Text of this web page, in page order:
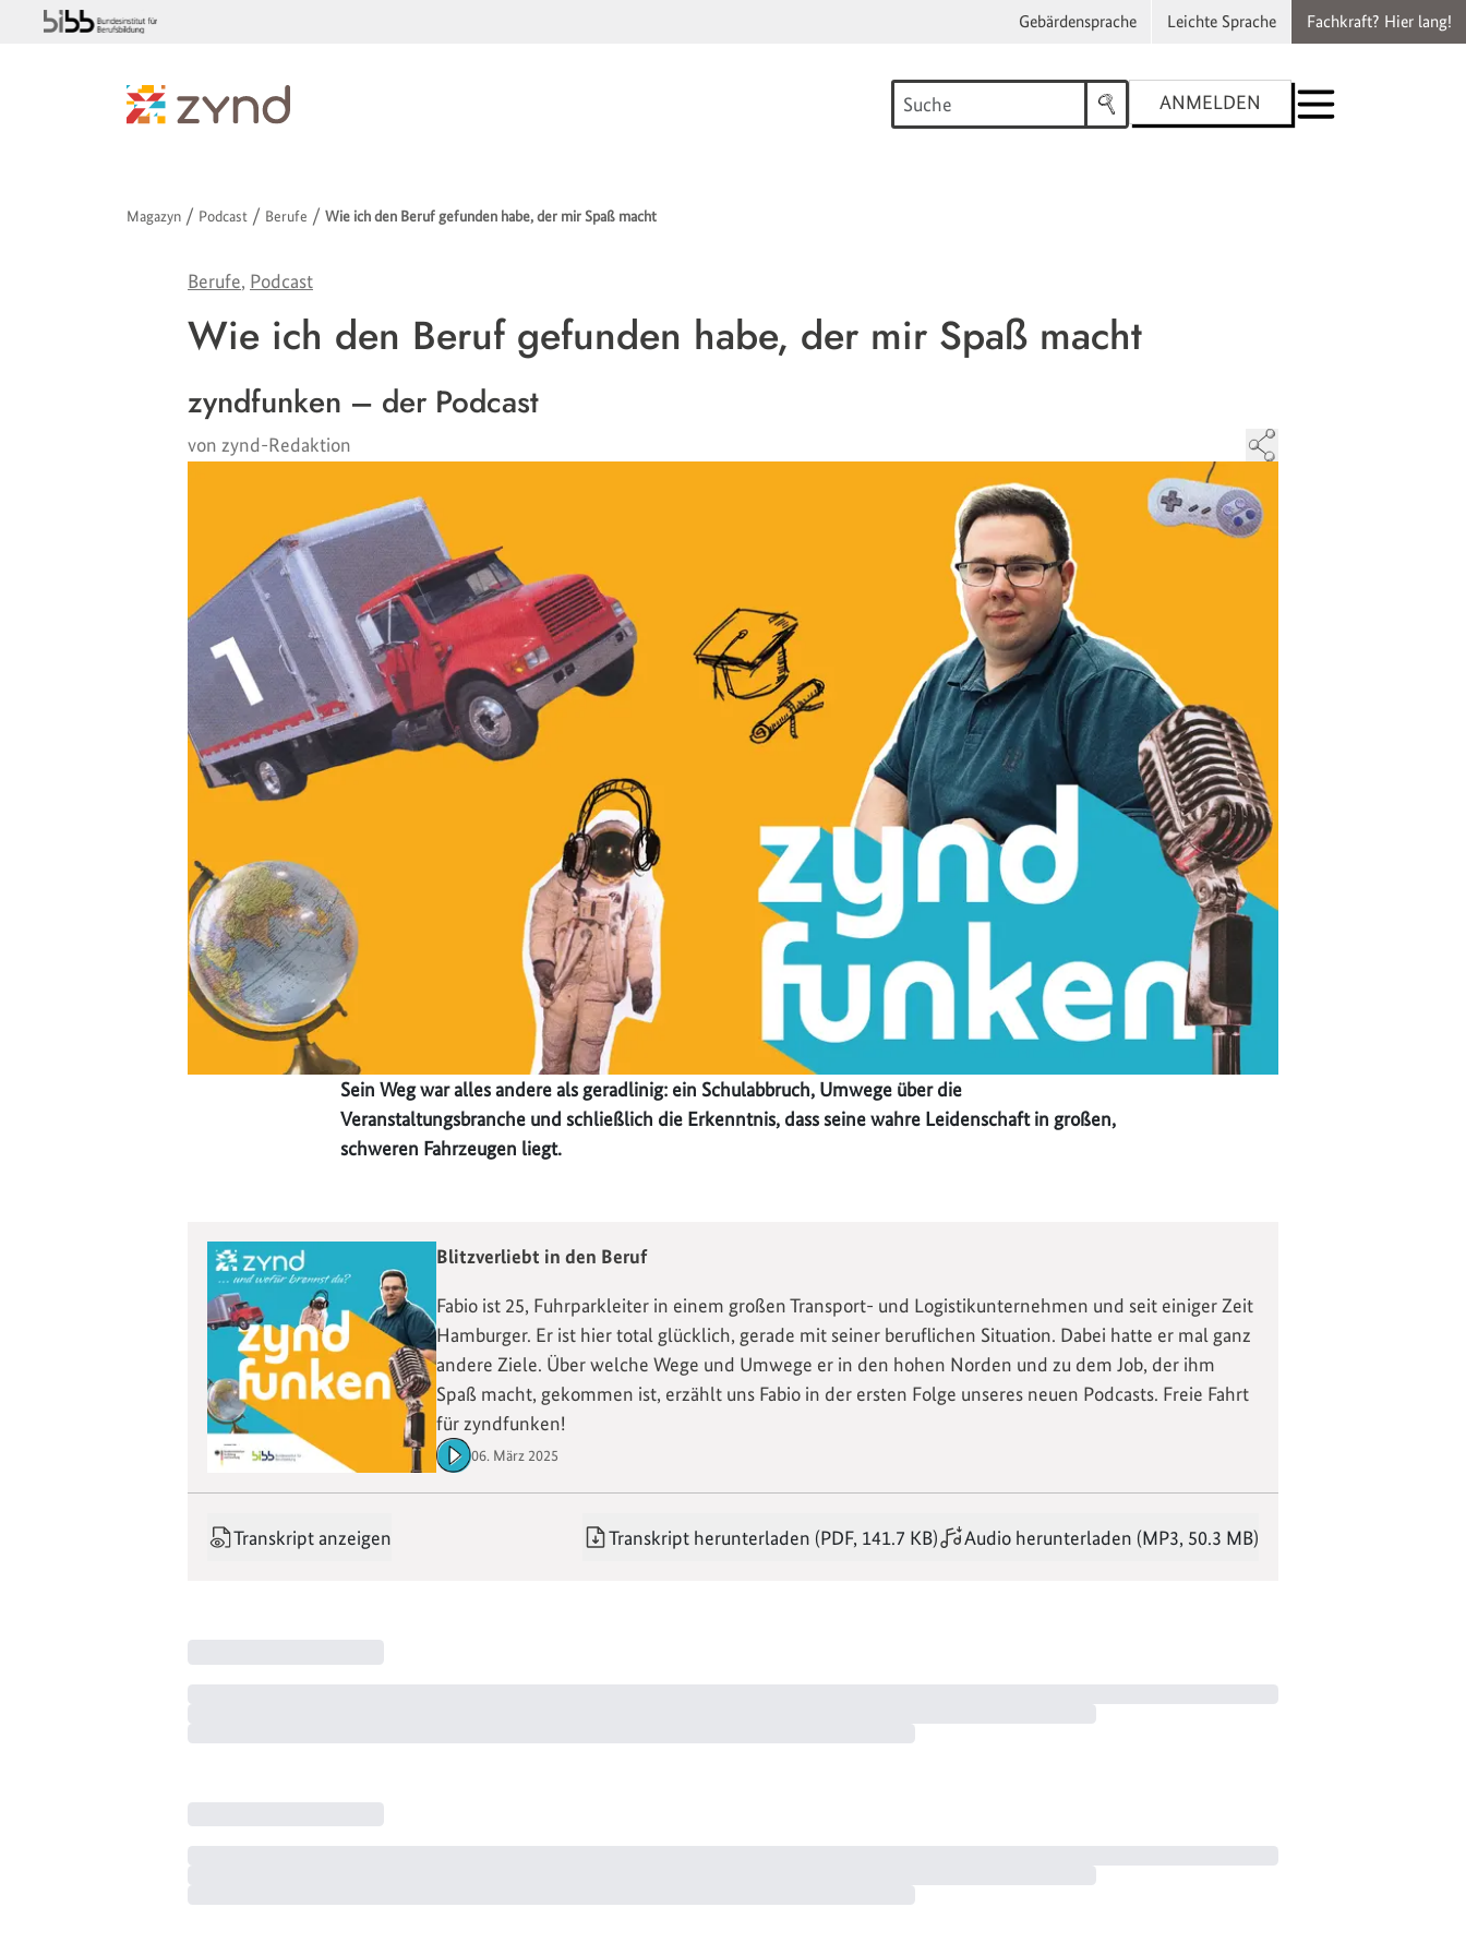
Fachkraft? Hier lang!
Leichte Sprache
Gebärdensprache
ANMELDEN
Magazyn/ Podcast/ Berufe / Wie ich den Beruf gefunden habe, der mir Spaß macht
Berufe, Podcast
Wie ich den Beruf gefunden habe, der mir Spaß macht
zyndfunken – der Podcast
von zynd-Redaktion
Sein Weg war alles andere als geradlinig: ein Schulabbruch, Umwege über die
Veranstaltungsbranche und schließlich die Erkenntnis, dass seine wahre Leidenschaft in großen,
schweren Fahrzeugen liegt.
Blitzverliebt in den Beruf
Fabio ist 25, Fuhrparkleiter in einem großen Transport- und Logistikunternehmen und seit einiger Zeit
Hamburger. Er ist hier total glücklich, gerade mit seiner beruflichen Situation. Dabei hatte er mal ganz
andere Ziele. Über welche Wege und Umwege er in den hohen Norden und zu dem Job, der ihm
Spaß macht, gekommen ist, erzählt uns Fabio in der ersten Folge unseres neuen Podcasts. Freie Fahrt
für zyndfunken!
06. März 2025
Transkript anzeigen Transkript herunterladen (PDF, 141.7 KB) Audio herunterladen (MP3, 50.3 MB)
Fabio:Ich war hin und weg davon. Das ist wie blitzverliebt. Das war mein Ding. Ich habe da so eine Leidenschaft für entdeckt.
00:00:19:05 - 00:01:12:19
Hochs und Tiefs. Wir stellen Fragen und geben dir die Antworten. Auslandsaufenthalte. Eine Ausbildung mit Beeinträchtigung.
Studienabbrüche. Diese und weitere Themen, die beim Übergang in Ausbildung und Beruf eine Rolle spielen können, tauchen